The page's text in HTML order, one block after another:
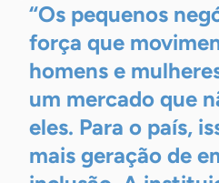
“Os pequenos
força que
homens e
um mercado que
eles. Para o país,
mais geração de